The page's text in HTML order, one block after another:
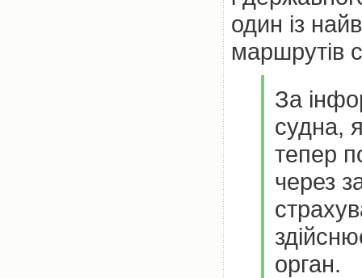
один із
маршрутів
За
судна,
тепер
через
орган.